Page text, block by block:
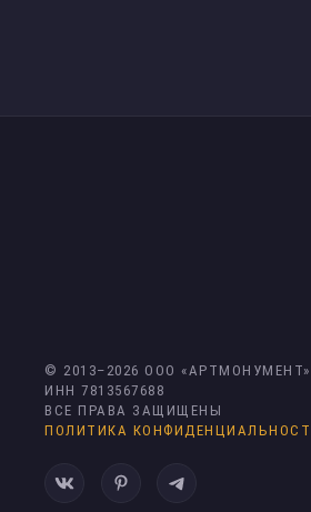
© 2013– 2026 ООО «АРТМОНУМЕНТ»
ИНН 7813567688
ВСЕ ПРАВА ЗАЩИЩЕНЫ
ПОЛИТИКА